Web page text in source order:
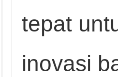
tepat
inovasi